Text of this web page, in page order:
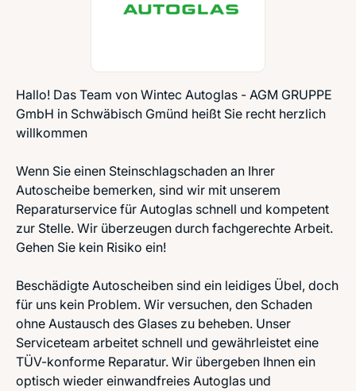
Hallo! Das Team von Wintec Autoglas - AGM GRUPPE
GmbH in Schwäbisch Gmünd heißt Sie recht herzlich
willkommen
Wenn Sie einen Steinschlagschaden an Ihrer
Autoscheibe bemerken, sind wir mit unserem
Reparaturservice für Autoglas schnell und kompetent
zur Stelle. Wir überzeugen durch fachgerechte Arbeit.
Gehen Sie kein Risiko ein!
Beschädigte Autoscheiben sind ein leidiges Übel, doch
für uns kein Problem. Wir versuchen, den Schaden
ohne Austausch des Glases zu beheben. Unser
Serviceteam arbeitet schnell und gewährleistet eine
TÜV-konforme Reparatur. Wir übergeben Ihnen ein
optisch wieder einwandfreies Autoglas und